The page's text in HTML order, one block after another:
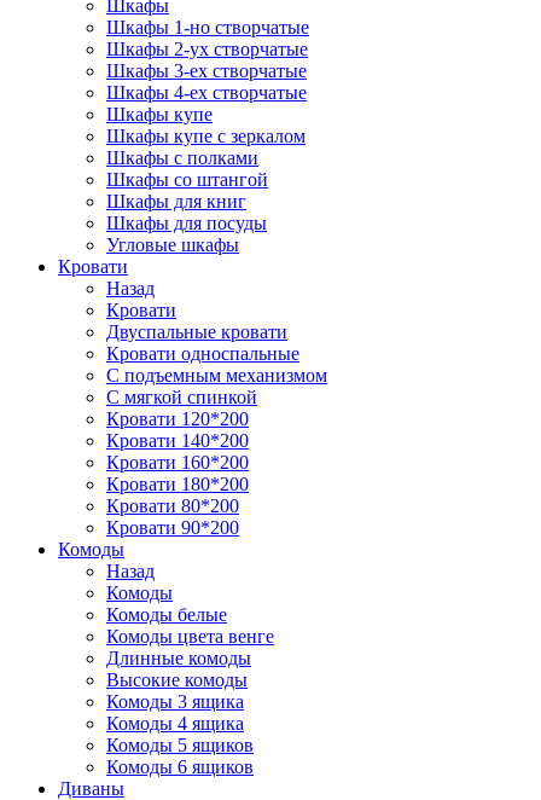
Шкафы
Шкафы 1-но створчатые
Шкафы 2-ух створчатые
Шкафы 3-ех створчатые
Шкафы 4-ех створчатые
Шкафы купе
Шкафы купе с зеркалом
Шкафы с полками
Шкафы со штангой
Шкафы для книг
Шкафы для посуды
Угловые шкафы
Кровати
Назад
Кровати
Двуспальные кровати
Кровати односпальные
С подъемным механизмом
С мягкой спинкой
Кровати 120*200
Кровати 140*200
Кровати 160*200
Кровати 180*200
Кровати 80*200
Кровати 90*200
Комоды
Назад
Комоды
Комоды белые
Комоды цвета венге
Длинные комоды
Высокие комоды
Комоды 3 ящика
Комоды 4 ящика
Комоды 5 ящиков
Комоды 6 ящиков
Диваны